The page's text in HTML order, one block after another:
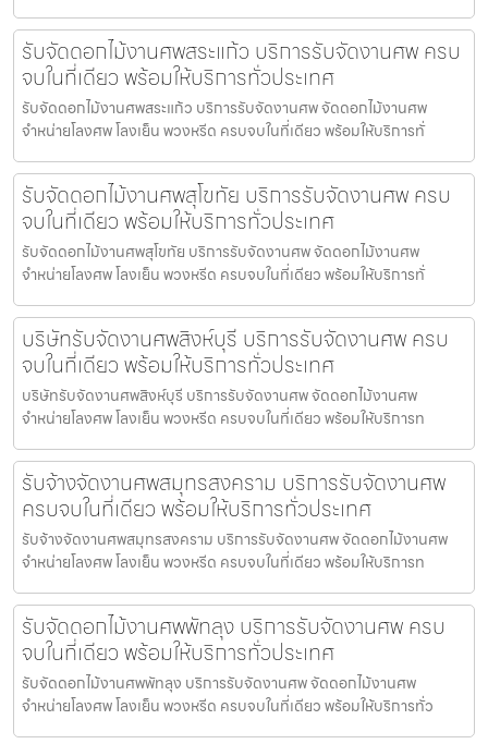
รับจัดดอกไม้งานศพสระแก้ว บริการรับจัดงานศพ ครบ
จบในที่เดียว พร้อมให้บริการทั่วประเทศ
รับจัดดอกไม้งานศพสระแก้ว บริการรับจัดงานศพ จัดดอกไม้งานศพ
จำหน่ายโลงศพ โลงเย็น พวงหรีด ครบจบในที่เดียว พร้อมให้บริการทั่
รับจัดดอกไม้งานศพสุโขทัย บริการรับจัดงานศพ ครบ
จบในที่เดียว พร้อมให้บริการทั่วประเทศ
รับจัดดอกไม้งานศพสุโขทัย บริการรับจัดงานศพ จัดดอกไม้งานศพ
จำหน่ายโลงศพ โลงเย็น พวงหรีด ครบจบในที่เดียว พร้อมให้บริการทั่
บริษัทรับจัดงานศพสิงห์บุรี บริการรับจัดงานศพ ครบ
จบในที่เดียว พร้อมให้บริการทั่วประเทศ
บริษัทรับจัดงานศพสิงห์บุรี บริการรับจัดงานศพ จัดดอกไม้งานศพ
จำหน่ายโลงศพ โลงเย็น พวงหรีด ครบจบในที่เดียว พร้อมให้บริการท
รับจ้างจัดงานศพสมุทรสงคราม บริการรับจัดงานศพ
ครบจบในที่เดียว พร้อมให้บริการทั่วประเทศ
รับจ้างจัดงานศพสมุทรสงคราม บริการรับจัดงานศพ จัดดอกไม้งานศพ
จำหน่ายโลงศพ โลงเย็น พวงหรีด ครบจบในที่เดียว พร้อมให้บริการท
รับจัดดอกไม้งานศพพัทลุง บริการรับจัดงานศพ ครบ
จบในที่เดียว พร้อมให้บริการทั่วประเทศ
รับจัดดอกไม้งานศพพัทลุง บริการรับจัดงานศพ จัดดอกไม้งานศพ
จำหน่ายโลงศพ โลงเย็น พวงหรีด ครบจบในที่เดียว พร้อมให้บริการทั่ว